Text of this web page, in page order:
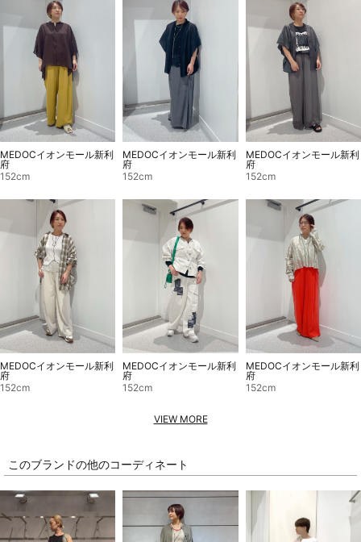
MEDOCイオンモール新利
府
152cm
MEDOCイオンモール新利
府
152cm
MEDOCイオンモール新利
府
152cm
MEDOCイオンモール新利
府
152cm
MEDOCイオンモール新利
府
152cm
MEDOCイオンモール新利
府
152cm
VIEW MORE
このブランドの他のコーディネート